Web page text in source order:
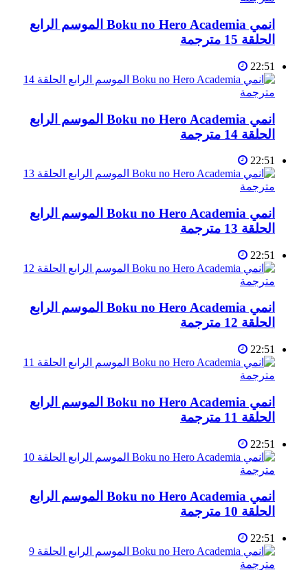
انمي Boku no Hero Academia الموسم الرابع
الحلقة 15 مترجمة
22:51
انمي Boku no Hero Academia الموسم الرابع
الحلقة 14 مترجمة
22:51
انمي Boku no Hero Academia الموسم الرابع
الحلقة 13 مترجمة
22:51
انمي Boku no Hero Academia الموسم الرابع
الحلقة 12 مترجمة
22:51
انمي Boku no Hero Academia الموسم الرابع
الحلقة 11 مترجمة
22:51
انمي Boku no Hero Academia الموسم الرابع
الحلقة 10 مترجمة
22:51